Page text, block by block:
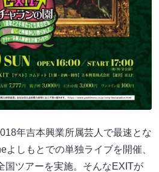
年吉本興業所属芸人で最速とな
よしもとでの単独ライブを開催、
国ツアーを実施。そんなEXITが